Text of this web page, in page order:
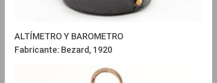
ALTÍMETRO Y BAROMETRO
Fabricante: Bezard, 1920